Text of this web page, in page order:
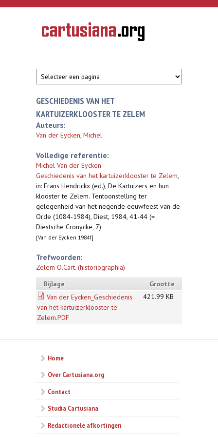
Overslaan en naar de inhoud gaan
CARTUSIANA
Geschiedenis
van de
GESCHIEDENIS VAN HET
KARTUIZERKLOOSTER TE ZELEM
Auteurs:
Van der Eycken, Michel
Volledige referentie:
Michel Van der Eycken
Geschiedenis van het kartuizerklooster te Zelem,
in: Frans Hendrickx (ed.), De Kartuizers en hun
klooster te Zelem. Tentoonstelling ter
gelegenheid van het negende eeuwfeest van de
Orde (1084-1984), Diest, 1984, 41-44 (=
Diestsche Cronycke, 7)
[Van der Eycken 1984f]
Trefwoorden:
Zelem O.Cart. (historiographia)
Bijlage
Grootte
Van der Eycken_Geschiedenis
van het kartuizerklooster te
Zelem.PDF
421.99 KB
Home
Over Cartusiana.org
Contact
Studia Cartusiana
Redactionele afkortingen